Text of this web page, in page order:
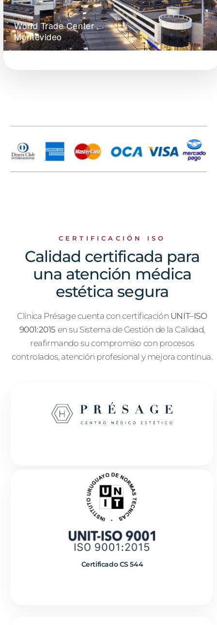
World Trade Center
Montevideo
CERTIFICACIÓN ISO
Calidad certificada para
una atención médica
estética segura
Clínica Présage cuenta con certificación UNIT–ISO
9001:2015 en su Sistema de Gestión de la Calidad,
reafirmando su compromiso con procesos
controlados, atención profesional y mejora continua.
Certificado CS 544